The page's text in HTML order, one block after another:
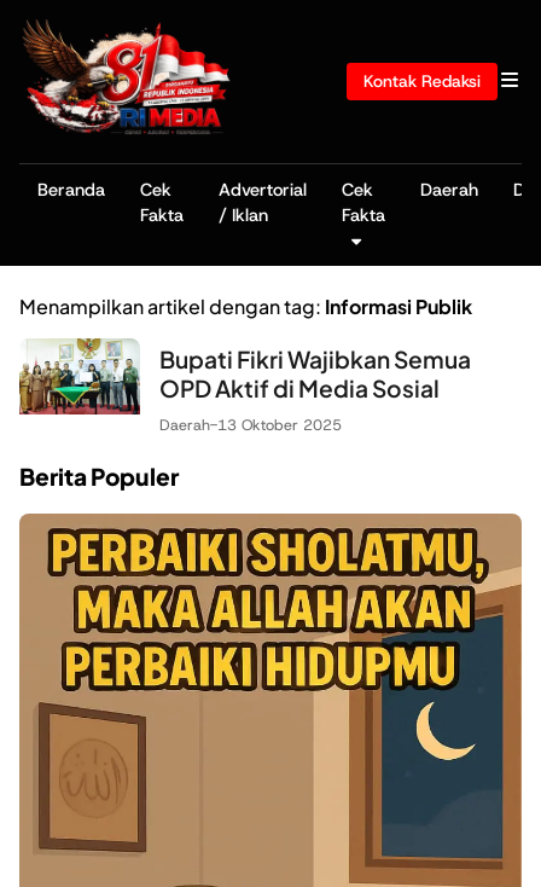
Kontak Redaksi
Beranda
Cek
Fakta
Advertorial
/ Iklan
Cek
Fakta
Daerah
Menampilkan artikel dengan tag: Informasi Publik
Bupati Fikri Wajibkan Semua
OPD Aktif di Media Sosial
Daerah-13 Oktober 2025
Berita Populer